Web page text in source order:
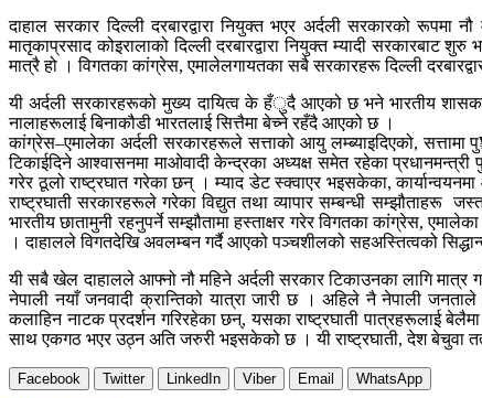
दाहाल सरकार दिल्ली दरबारद्वारा नियुक्त भएर अर्दली सरकारको
मातृकाप्रसाद कोइरालाको दिल्ली दरबारद्वारा नियुक्त म्यादी सरकारबाट
मात्रै हो । विगतका कांग्रेस, एमालेलगायतका सबै सरकारहरू दिल्ली
यी अर्दली सरकारहरूको मुख्य दायित्व के हँुदै आएको छ भने भारतीय
नालाहरूलाई बिनाकौडी भारतलाई सित्तैमा बेच्ने रहँदै आएको छ ।
कांग्रेस–एमालेका अर्दली सरकारहरूले सत्ताको आयु लम्ब्याइदिएको, सत्तामा
टिकाईदिने आश्वासनमा माओवादी केन्द्रका अध्यक्ष समेत रहेका
गरेर ठूलो राष्ट्रघात गरेका छन् । म्याद डेट स्क्वाएर भइसकेका,
राष्ट्रघाती सरकारहरूले गरेका विद्युत तथा व्यापार सम्बन्धी सम्झौताहरू
भारतीय छातामुनी रहनुपर्ने सम्झौतामा हस्ताक्षर गरेर विगतका कांग्रेस,
। दाहालले विगतदेखि अवलम्बन गर्दै आएको पञ्चशीलको सहअस्तित्वको
यी सबै खेल दाहालले आफ्नो नौ महिने अर्दली सरकार टिकाउनका लागि
नेपाली नयाँ जनवादी क्रान्तिको यात्रा जारी छ । अहिले नै नेपाली
कलाहिन नाटक प्रदर्शन गरिरहेका छन्, यसका राष्ट्रघाती पात्रहरूलाई
साथ एकगठ भएर उठ्न अति जरुरी भइसकेको छ । यी राष्ट्रघाती, देश बेचुवा
Facebook Twitter LinkedIn Viber Email WhatsApp